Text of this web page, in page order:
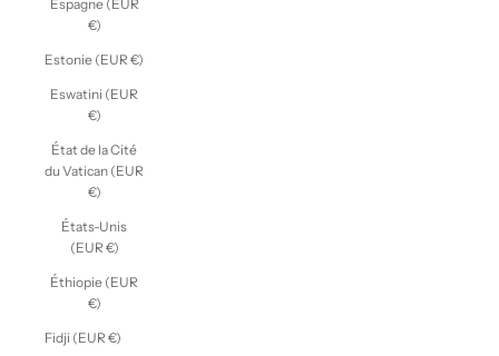
Espagne (EUR
€)
Estonie (EUR €)
Eswatini (EUR
€)
État de la Cité
du Vatican (EUR
€)
États-Unis
(EUR €)
Éthiopie (EUR
€)
Fidji (EUR €)